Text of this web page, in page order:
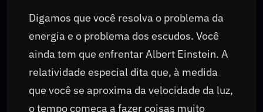
Digamos que você resolva o problema da
energia e o problema dos escudos. Você
ainda tem que enfrentar Albert Einstein. A
relatividade especial dita que, à medida
que você se aproxima da velocidade da luz,
o tempo começa a fazer coisas muito